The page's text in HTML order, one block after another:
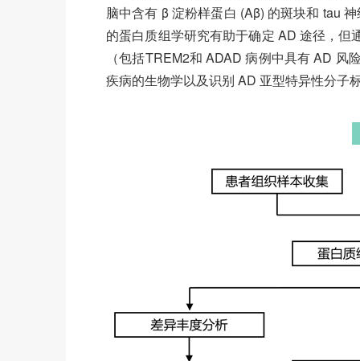
脑中含有 β 淀粉样蛋白 (Aβ) 的斑块和 tau
的蛋白质组学研究有助于确定 AD 途径，
（包括TREM2和 ADAD 病例中具有 AD
疾病的生物学以及识别 AD 亚型特异性分子